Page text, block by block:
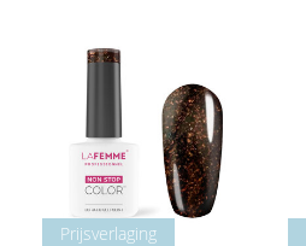
Prijsverlaging